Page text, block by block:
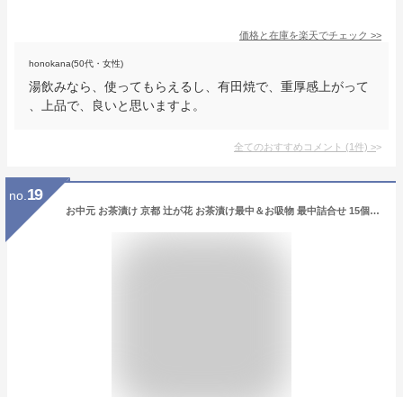
価格と在庫を楽天でチェック >>
honokana(50代・女性)
湯飲みなら、使ってもらえるし、有田焼で、重厚感上がって
、上品で、良いと思いますよ。
全てのおすすめコメント (1件) >
no. 19
お中元 お茶漬け 京都 辻が花 お茶漬け最中＆お吸物 最中詰合せ 15個入り お盆賀 送料無料 楽天1位 高評価 グルメ 可愛い 内祝 贈り物 セット 最中 高級 おしゃれ お返し 食べ物 大人気 誕生日 御礼 出産内祝 結婚内祝 快気祝 香典返し 御供 花点心 プレゼント 女性に人気